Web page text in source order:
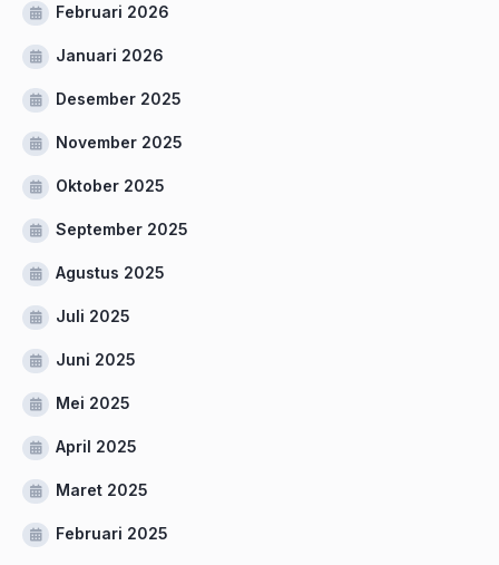
Februari 2026
Januari 2026
Desember 2025
November 2025
Oktober 2025
September 2025
Agustus 2025
Juli 2025
Juni 2025
Mei 2025
April 2025
Maret 2025
Februari 2025